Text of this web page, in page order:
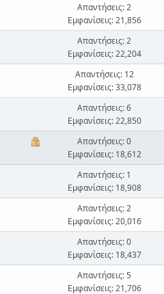
Απαντήσεις: 2
Εμφανίσεις: 21,856
Απαντήσεις: 2
Εμφανίσεις: 22,204
Απαντήσεις: 12
Εμφανίσεις: 33,078
Απαντήσεις: 6
Εμφανίσεις: 22,850
Απαντήσεις: 0
Εμφανίσεις: 18,612
Απαντήσεις: 1
Εμφανίσεις: 18,908
Απαντήσεις: 2
Εμφανίσεις: 20,016
Απαντήσεις: 0
Εμφανίσεις: 18,437
Απαντήσεις: 5
Εμφανίσεις: 21,706